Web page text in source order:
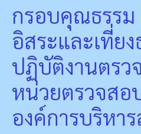
กรอบคุณธรรม
อิสระและเที่ยง
ปฏิบัติงานตรว
หน่วยตรวจสอ
องค์การบริหา